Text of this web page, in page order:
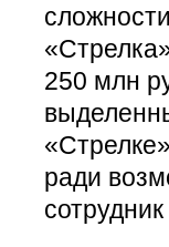
250 млн
ради